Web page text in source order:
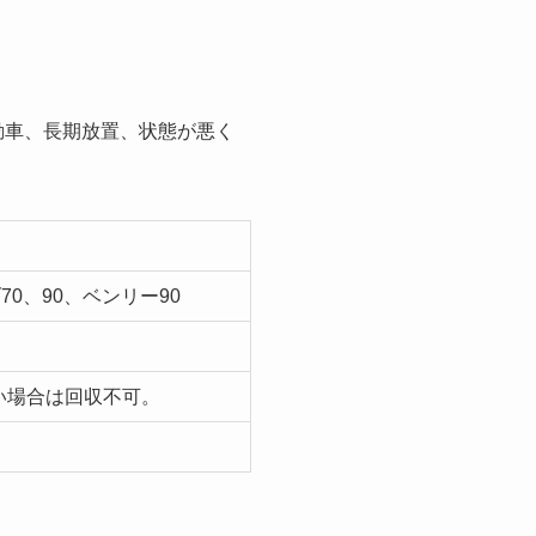
、長期放置、状態が悪く
、90、ベンリー90
合は回収不可。